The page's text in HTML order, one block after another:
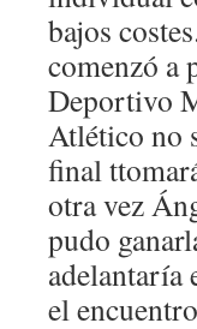
bajos
comenzó a
Deportivo
Atlético no
final
otra vez
pudo
adelantaría
el